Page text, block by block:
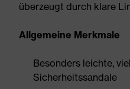
überzeugt durch klare
Allgemeine Merkmale
Besonders leichte,
Sicherheitssandale